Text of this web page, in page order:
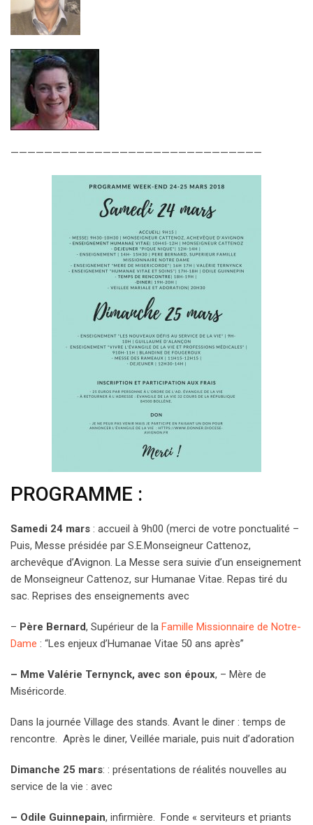
——————————————————————————————
PROGRAMME :
Samedi 24 mars : accueil à 9h00 (merci de votre ponctualité –
Puis, Messe présidée par S.E.Monseigneur Cattenoz,
archevêque d’Avignon. La Messe sera suivie d’un enseignement
de Monseigneur Cattenoz, sur Humanae Vitae. Repas tiré du
sac. Reprises des enseignements avec
– Père Bernard, Supérieur de la Famille Missionnaire de Notre-
Dame : “Les enjeux d’Humanae Vitae 50 ans après”
– Mme Valérie Ternynck, avec son époux, – Mère de
Miséricorde.
Dans la journée Village des stands. Avant le diner : temps de
rencontre. Après le diner, Veillée mariale, puis nuit d’adoration
Dimanche 25 mars: : présentations de réalités nouvelles au
service de la vie : avec
– Odile Guinnepain, infirmière. Fonde « serviteurs et priants